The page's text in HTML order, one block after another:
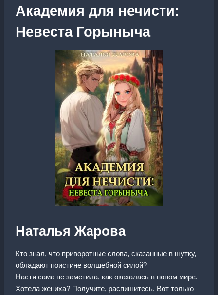
Академия для нечисти:
Невеста Горыныча
Наталья Жарова
Кто знал, что приворотные слова, сказанные в шутку,
обладают поистине волшебной силой?
Настя сама не заметила, как оказалась в новом мире.
Хотела жениха? Получите, распишитесь. Вот только